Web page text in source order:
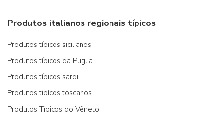
Produtos italianos regionais típicos
Produtos típicos sicilianos
Produtos típicos da Puglia
Produtos típicos sardi
Produtos típicos toscanos
Produtos Típicos do Vêneto